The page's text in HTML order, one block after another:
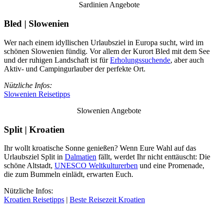
Sardinien Angebote
Bled | Slowenien
Wer nach einem idyllischen Urlaubsziel in Europa sucht, wird im
schönen Slowenien fündig. Vor allem der Kurort Bled mit dem See
und der ruhigen Landschaft ist fürErholungssuchende, aber auch
Aktiv- und Campingurlauber der perfekte Ort.
Nützliche Infos:
Slowenien Reisetipps
Slowenien Angebote
Split | Kroatien
Ihr wollt kroatische Sonne genießen? Wenn Eure Wahl auf das
Urlaubsziel Split in Dalmatien fällt, werdet Ihr nicht enttäuscht: Die
schöne Altstadt, UNESCO Weltkulturerben und eine Promenade,
die zum Bummeln einlädt, erwarten Euch.
Nützliche Infos:
Kroatien Reisetipps | Beste Reisezeit Kroatien